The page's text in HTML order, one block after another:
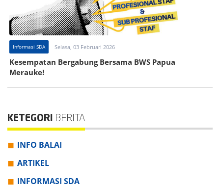
Informasi SDA Selasa, 03 Februari 2026
Kesempatan Bergabung Bersama BWS Papua
Merauke!
KETEGORI BERITA
INFO BALAI
ARTIKEL
INFORMASI SDA